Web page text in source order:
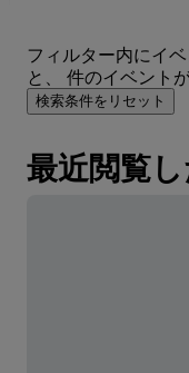
フィルター内にイ
と、 件のイベント
検索条件をリセット
最近閲覧し